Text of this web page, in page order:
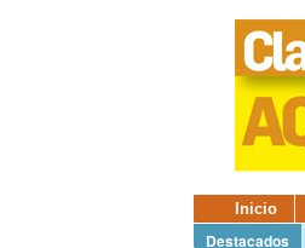
Inicio
Destacados